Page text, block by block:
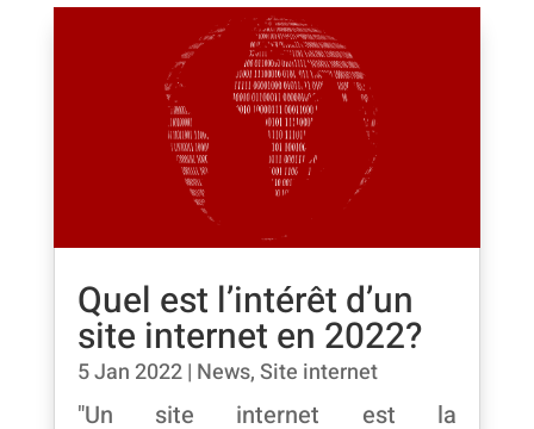
Quel est l’intérêt d’un
site internet en 2022?
5 Jan 2022| News,Site internet
"Un site internet est la